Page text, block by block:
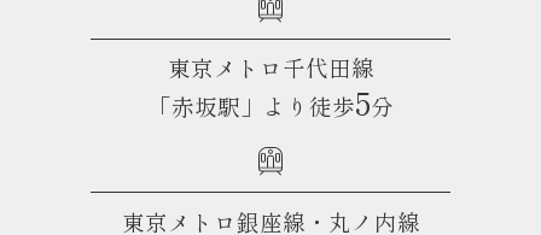
東京メトロ千代田線
「赤坂駅」より徒歩5分
東京メトロ銀座線・丸ノ内線